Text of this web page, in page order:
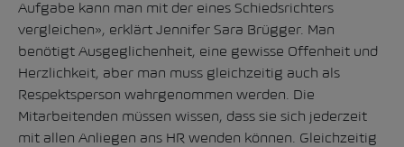
Aufgabe kann man mit der eines Schiedsrichters
vergleichen», erklärt Jennifer Sara Brügger. Man
benötigt Ausgeglichenheit, eine gewisse Offenheit und
Herzlichkeit, aber man muss gleichzeitig auch als
Respektsperson wahrgenommen werden. Die
Mitarbeitenden müssen wissen, dass sie sich jederzeit
mit allen Anliegen ans HR wenden können. Gleichzeitig